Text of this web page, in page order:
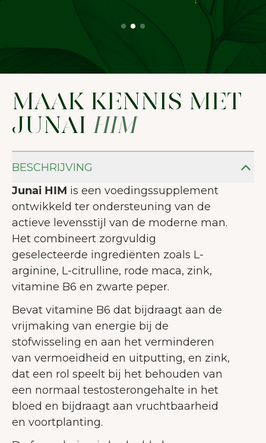
MAAK KENNIS MET
JUNAI HIM
BESCHRIJVING
Junai HIM is een voedingssupplement
ontwikkeld ter ondersteuning van de
actieve levensstijl van de moderne man.
Het combineert zorgvuldig
geselecteerde ingrediënten zoals L-
arginine, L-citrulline, rode maca, zink,
vitamine B6 en zwarte peper.
Bevat vitamine B6 dat bijdraagt aan de
vrijmaking van energie bij de
stofwisseling en aan het verminderen
van vermoeidheid en uitputting, en zink,
dat een rol speelt bij het behouden van
een normaal testosterongehalte in het
bloed en bijdraagt aan vruchtbaarheid
en voortplanting.